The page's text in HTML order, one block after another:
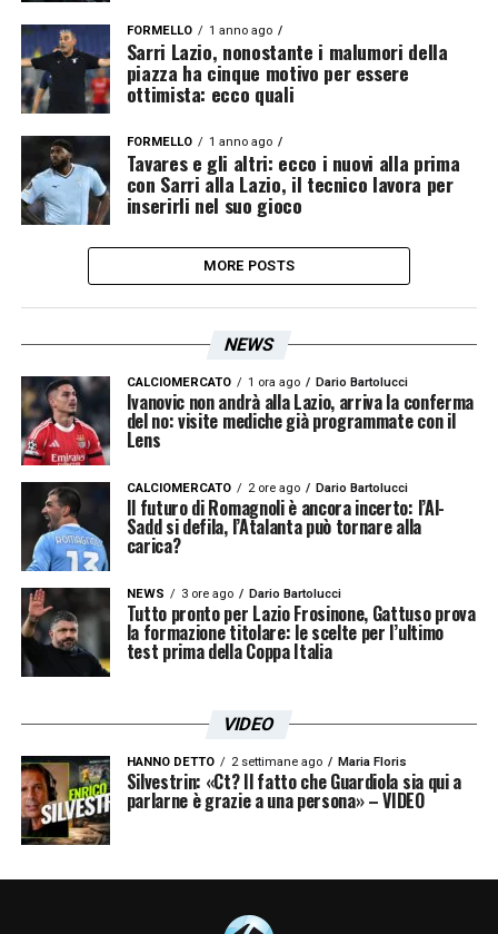
FORMELLO 1 anno ago
Sarri Lazio, nonostante i malumori della
piazza ha cinque motivo per essere
ottimista: ecco quali
FORMELLO 1 anno ago
Tavares e gli altri: ecco i nuovi alla prima
con Sarri alla Lazio, il tecnico lavora per
inserirli nel suo gioco
MORE POSTS
NEWS
CALCIOMERCATO 1 ora ago Dario Bartolucci
Ivanovic non andrà alla Lazio, arriva la conferma
del no: visite mediche già programmate con il
Lens
CALCIOMERCATO 2 ore ago Dario Bartolucci
Il futuro di Romagnoli è ancora incerto: l’Al-
Sadd si defila, l’Atalanta può tornare alla
carica?
NEWS 3 ore ago Dario Bartolucci
Tutto pronto per Lazio Frosinone, Gattuso prova
la formazione titolare: le scelte per l’ultimo
test prima della Coppa Italia
VIDEO
HANNO DETTO 2 settimane ago Maria Floris
Silvestrin: «Ct? Il fatto che Guardiola sia qui a
parlarne è grazie a una persona» – VIDEO